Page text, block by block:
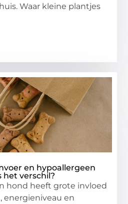
Waar kleine plantjes
en hypoallergeen
het verschil?
hond heeft grote invloed
energieniveau en